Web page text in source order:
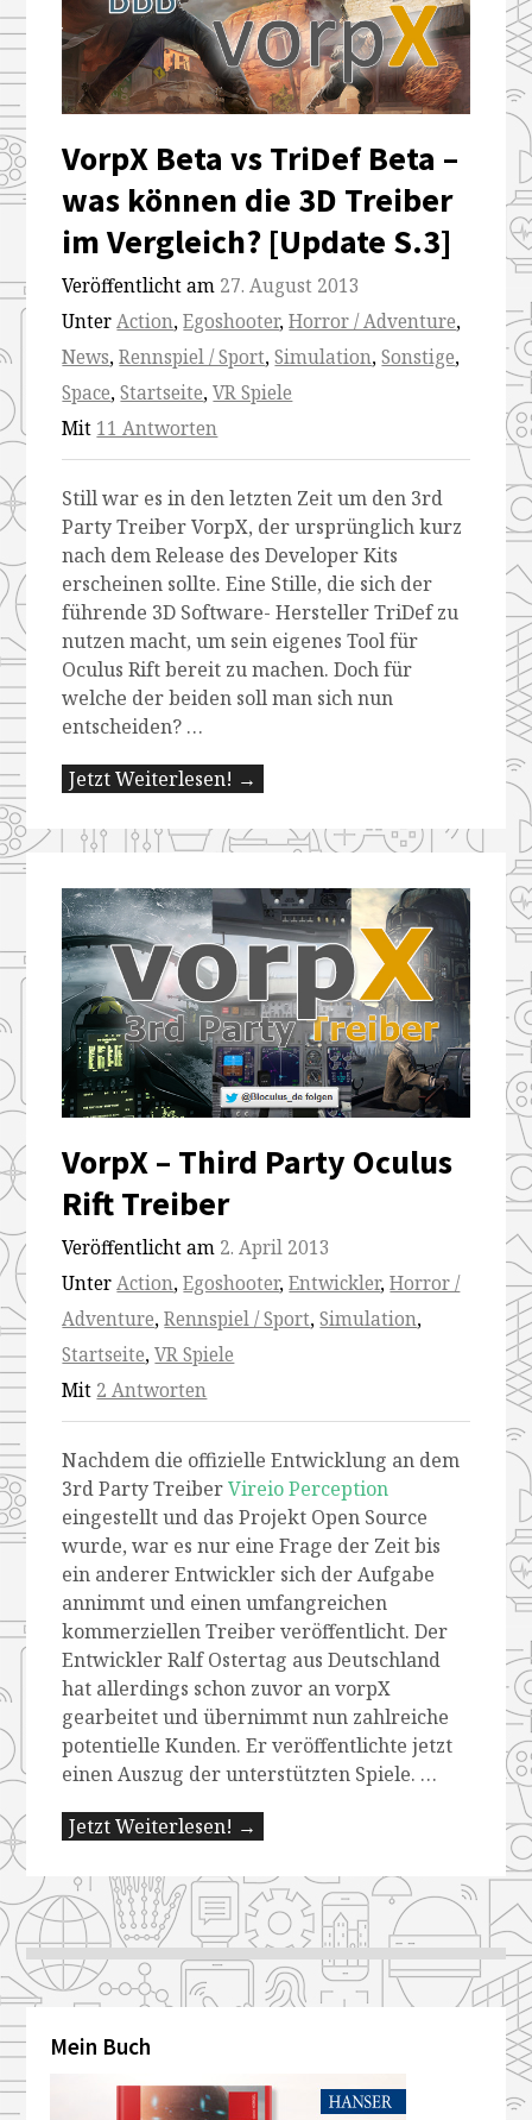
VorpX Beta vs TriDef Beta –
was können die 3D Treiber
im Vergleich? [Update S.3]
Veröffentlicht am 27. August 2013
UnterAction,Egoshooter,Horror / Adventure,
News,Rennspiel / Sport,Simulation,Sonstige,
Space,Startseite,VR Spiele
Mit 11 Antworten
Still war es in den letzten Zeit um den 3rd
Party Treiber VorpX, der ursprünglich kurz
nach dem Release des Developer Kits
erscheinen sollte. Eine Stille, die sich der
führende 3D Software- Hersteller TriDef zu
nutzen macht, um sein eigenes Tool für
Oculus Rift bereit zu machen. Doch für
welche der beiden soll man sich nun
entscheiden? …
Jetzt Weiterlesen! →
VorpX – Third Party Oculus
Rift Treiber
Veröffentlicht am 2. April 2013
UnterAction,Egoshooter,Entwickler,Horror /
Adventure,Rennspiel / Sport,Simulation,
Startseite,VR Spiele
Mit 2 Antworten
Nachdem die offizielle Entwicklung an dem
3rd Party TreiberVireio Perception
eingestellt und das Projekt Open Source
wurde, war es nur eine Frage der Zeit bis
ein anderer Entwickler sich der Aufgabe
annimmt und einen umfangreichen
kommerziellen Treiber veröffentlicht. Der
Entwickler Ralf Ostertag aus Deutschland
hat allerdings schon zuvor an vorpX
gearbeitet und übernimmt nun zahlreiche
potentielle Kunden. Er veröffentlichte jetzt
einen Auszug der unterstützten Spiele. …
Jetzt Weiterlesen! →
Mein Buch